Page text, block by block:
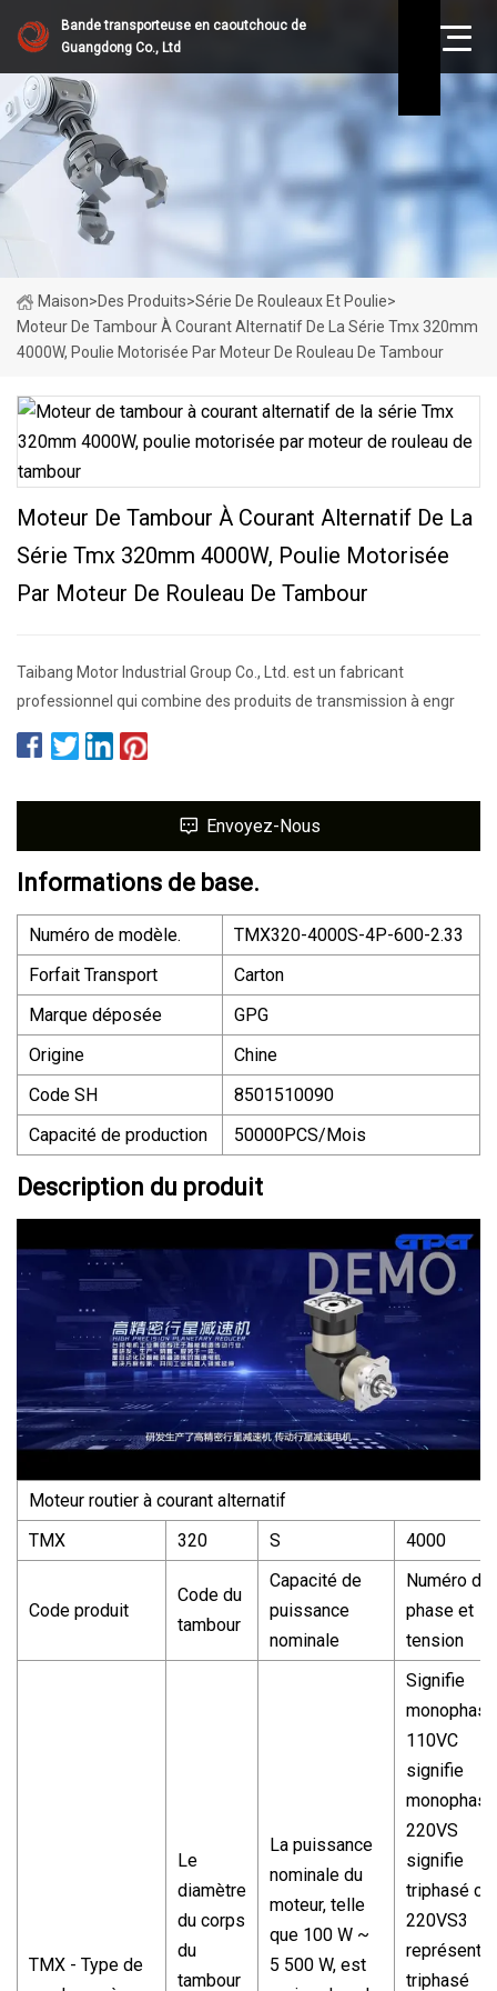
Bande transporteuse en caoutchouc de
Guangdong Co., Ltd
Maison>Des Produits>Série De Rouleaux Et Poulie>
Moteur De Tambour À Courant Alternatif De La Série Tmx 320mm
4000W, Poulie Motorisée Par Moteur De Rouleau De Tambour
Moteur De Tambour À Courant Alternatif De La
Série Tmx 320mm 4000W, Poulie Motorisée
Par Moteur De Rouleau De Tambour
Taibang Motor Industrial Group Co., Ltd. est un fabricant
professionnel qui combine des produits de transmission à engr
Envoyez-Nous
Informations de base.
Numéro de modèle.
TMX320-4000S-4P-600-2.33
Forfait Transport
Carton
Marque déposée
GPG
Origine
Chine
Code SH
8501510090
Capacité de production
50000PCS/Mois
Description du produit
Moteur routier à courant alternatif
TMX
320 S 4000
Code produit
Code du
tambour
Capacité de
puissance
nominale
Numéro de
phase et
tension
TMX - Type de
Le
diamètre
du corps
du
tambour
La puissance
nominale du
moteur, telle
que 100 W ~
5 500 W, est
Signifie
monophasé
110VC
signifie
monophasé
220VS
signifie
triphasé ca
220VS3
représente
triphasé